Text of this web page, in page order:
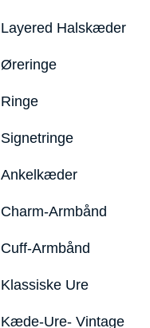
Layered Halskæder
Øreringe
Ringe
Signetringe
Ankelkæder
Charm-Armbånd
Cuff-Armbånd
Klassiske Ure
Kæde-Ure- Vintage